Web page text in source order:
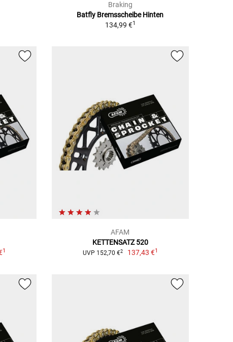
Braking
Batfly Bremsscheibe Hinten
134,99 €1
1
AFAM
KETTENSATZ 520
UVP 152,70 €2 137,43 €1